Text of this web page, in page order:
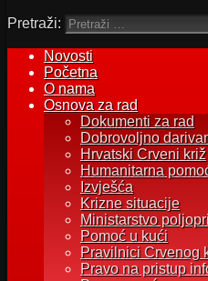
Pretraži:
Novosti
Početna
O nama
Osnova za rad
Dokumenti za rad
Dobrovoljno
Hrvatski Crveni križ
Humanitarna
Izvješća
Krizne situacije
Ministarstvo
Pomoć u kući
Pravilnici Crvenog
Pravo na pristup